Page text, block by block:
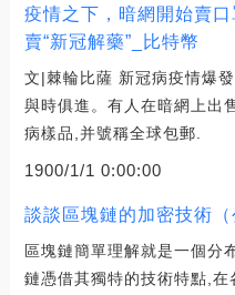
疫情之下，暗網開始賣
賣“新冠解藥”_比特幣
文|棘輪比薩 新冠病疫情爆
與時俱進。有人在暗網上出
病樣品,并號稱全球包郵.
1900/1/1 0:00:00
談談區塊鏈的加密技術
區塊鏈簡單理解就是一個分
鏈憑借其獨特的技術特點,